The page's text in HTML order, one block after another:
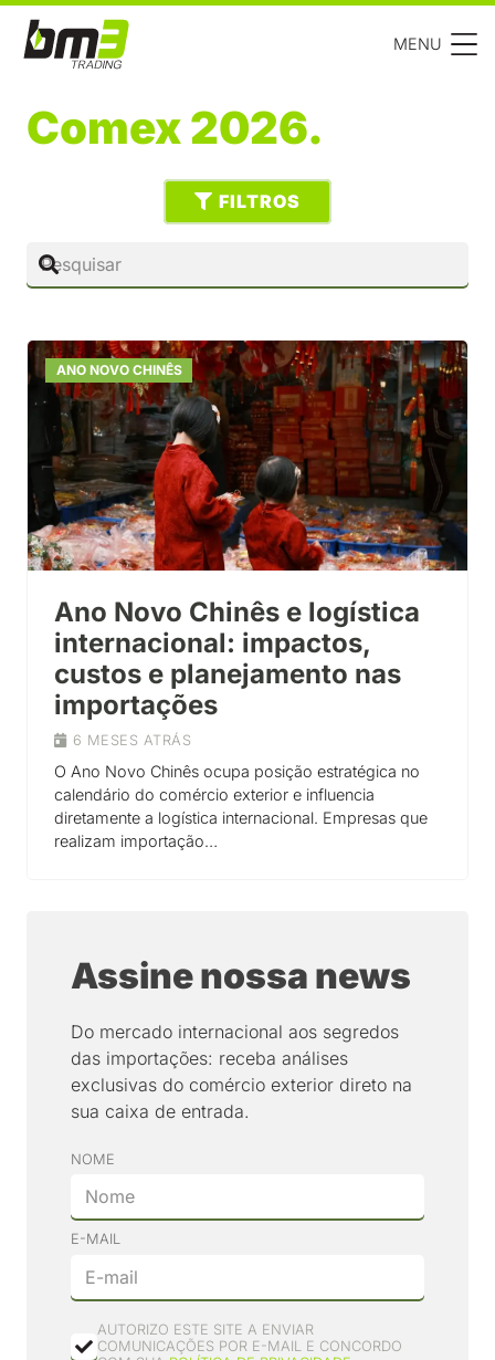
MENU
Comex 2026.
FILTROS
ANO NOVO CHINÊS
Ano Novo Chinês e logística
internacional: impactos,
custos e planejamento nas
importações
6 MESES ATRÁS
O Ano Novo Chinês ocupa posição estratégica no
calendário do comércio exterior e influencia
diretamente a logística internacional. Empresas que
realizam importação…
Assine nossa news
Do mercado internacional aos segredos
das importações: receba análises
exclusivas do comércio exterior direto na
sua caixa de entrada.
NOME
E-MAIL
AUTORIZO ESTE SITE A ENVIAR
COMUNICAÇÕES POR E-MAIL E CONCORDO